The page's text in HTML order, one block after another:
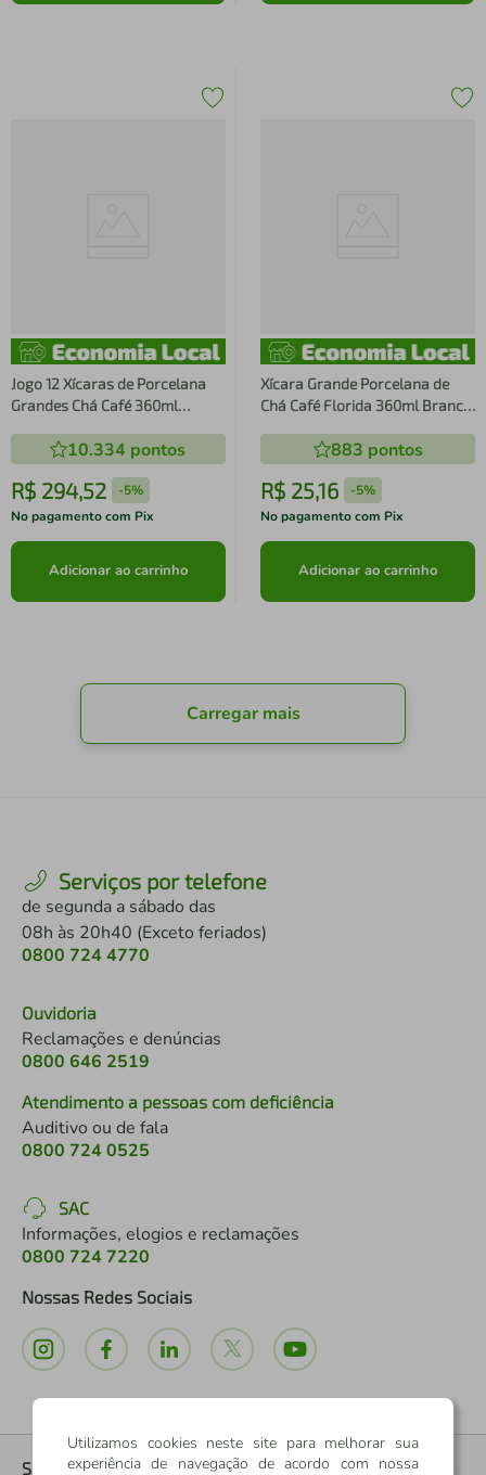
Jogo 12 Xícaras de Porcelana
Grandes Chá Café 360ml
10.334 pontos
R$ 294,52 -5%
No pagamento com Pix
Adicionar ao carrinho
Xícara Grande Porcelana de
Chá Café Florida 360ml Branca
883 pontos
R$ 25,16 -5%
No pagamento com Pix
Adicionar ao carrinho
Carregar mais
Serviços por telefone
de segunda a sábado das
08h às 20h40 (Exceto feriados)
0800 724 4770
Ouvidoria
Reclamações e denúncias
0800 646 2519
Atendimento a pessoas com deficiência
Auditivo ou de fala
0800 724 0525
SAC
Informações, elogios e reclamações
0800 724 7220
Nossas Redes Sociais
Sobre nós
Utilizamos cookies neste site para melhorar sua
experiência de navegação de acordo com nossa